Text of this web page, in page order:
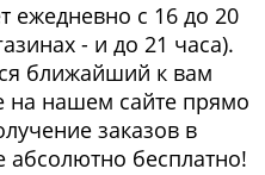
ежедневно с 16 до 20
- и до 21 часа).
ближайший к вам
на нашем сайте прямо
заказов в
абсолютно бесплатно!